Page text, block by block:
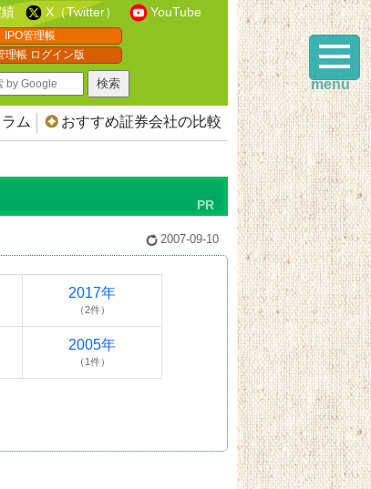
X（Twitter） YouTube
IPO管理帳
理帳 ログイン版
ム おすすめ証券会社の比較
2007-09-10
2017年
（2件）
2005年
（1件）
menu